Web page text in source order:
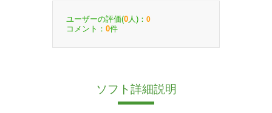
ユーザーの評価(0 人)： 0
コメント： 0件
ソフト詳細説明